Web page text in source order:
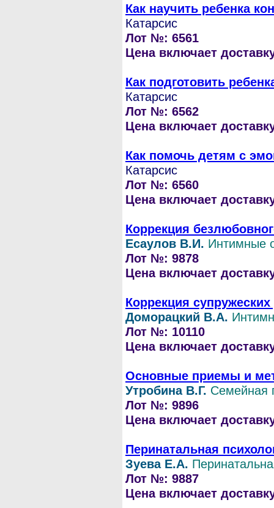
Как научить ребенка
Катарсис
Лот №: 6561
Цена включает
Как подготовить
Катарсис
Лот №: 6562
Цена включает
Как помочь детям с
Катарсис
Лот №: 6560
Цена включает
Коррекция
Есаулов В.И. Интимные
Лот №: 9878
Цена включает
Коррекция
Доморацкий В.А.
Лот №: 10110
Цена включает
Основные приемы и
Утробина В.Г. Семейная
Лот №: 9896
Цена включает
Перинатальная
Зуева Е.А.
Лот №: 9887
Цена включает